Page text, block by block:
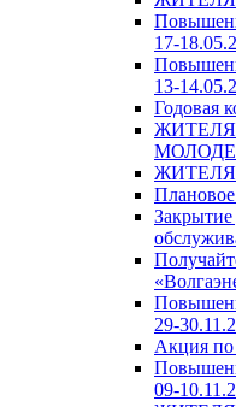
17-
13-
Годовая
29-
Акция
09-